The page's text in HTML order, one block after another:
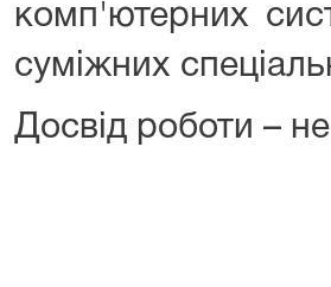
комп'ютерних
суміжних
Досвід роботи –